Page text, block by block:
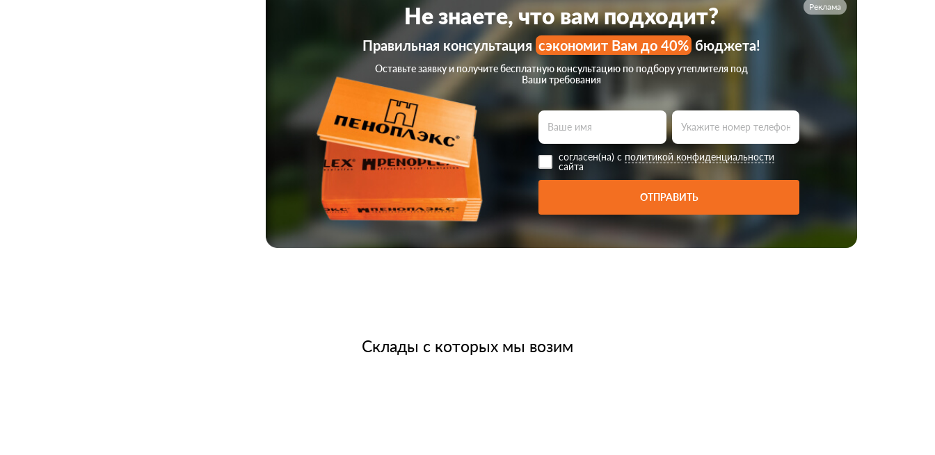
Реклама
Не знаете, что вам подходит?
Правильная консультация сэкономит Вам до 40% бюджета!
Оставьте заявку и получите бесплатную консультацию по подбору утеплителя под
Ваши требования
согласен(на) с политикой конфиденциальности
сайта
ОТПРАВИТЬ
Склады с которых мы возим